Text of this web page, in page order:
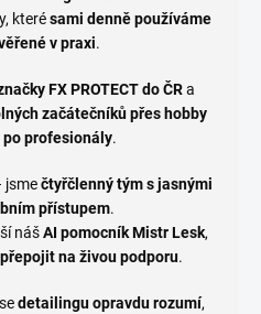
kterésami denně používáme
v praxi.
FX PROTECT do ČRa
začátečníků přes hobby
po profesionály.
jsmečtyřčlenný tým s jasnými
přístupem.
nášAI pomocník Mistr Lesk,
přepojit na živou podporu.
detailingu opravdu rozumí,